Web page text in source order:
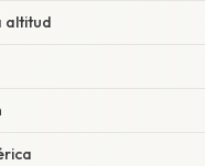
altitud